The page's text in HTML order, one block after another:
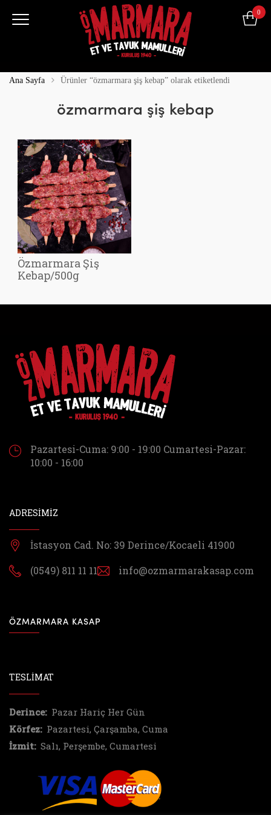
0
Ana Sayfa Ürünler “özmarmara şiş kebap” olarak etiketlendi
özmarmara şiş kebap
Özmarmara Şiş
Kebap/500g
Pazartesi-Cuma: 9:00 - 19:00 Cumartesi-Pazar:
10:00 - 16:00
ADRESİMİZ
İstasyon Cad. No: 39 Derince/Kocaeli 41900
(0549) 811 11 11
info@ozmarmarakasap.com
ÖZMARMARA KASAP
TESLİMAT
Derince:Pazar Hariç Her Gün
Körfez:Pazartesi, Çarşamba, Cuma
İzmit: Salı, Perşembe, Cumartesi